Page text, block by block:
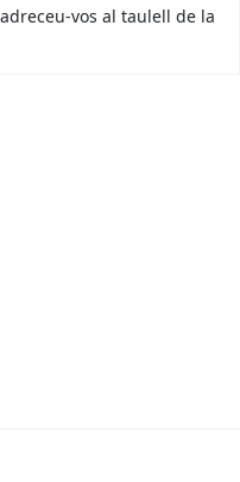
vos al taulell de la